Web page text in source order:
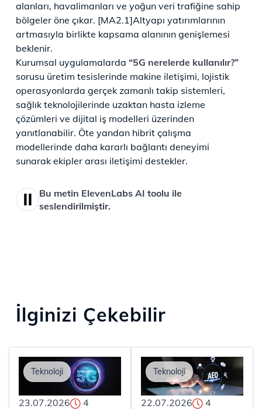
alanları, havalimanları ve yoğun veri trafiğine sahip
bölgeler öne çıkar. [MA2.1]Altyapı yatırımlarının
artmasıyla birlikte kapsama alanının genişlemesi
beklenir.
Kurumsal uygulamalarda “5G nerelerde kullanılır?”
sorusu üretim tesislerinde makine iletişimi, lojistik
operasyonlarda gerçek zamanlı takip sistemleri,
sağlık teknolojilerinde uzaktan hasta izleme
çözümleri ve dijital iş modelleri üzerinden
yanıtlanabilir. Öte yandan hibrit çalışma
modellerinde daha kararlı bağlantı deneyimi
sunarak ekipler arası iletişimi destekler.
Bu metin ElevenLabs AI toolu ile
seslendirilmiştir.
İlginizi Çekebilir
23.07.2026
4
Teknoloji
22.07.2026
4
Teknoloji